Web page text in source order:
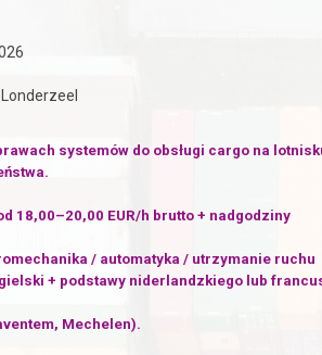
Londerzeel
systemów do obsługi cargo na
18,00–20,00 EUR/h brutto + nadgodziny
/ automatyka / utrzymanie ruchu
+ podstawy niderlandzkiego lub
Mechelen).